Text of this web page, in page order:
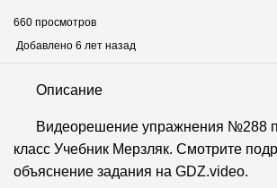
660 просмотров
Добавлено 6 лет назад
Описание
Видеорешение упражнения №288
класс Учебник Мерзляк. Смотрите
объяснение задания на GDZ.video.
Математика 6
Полонский №286
6 лет назад,810 просмотров